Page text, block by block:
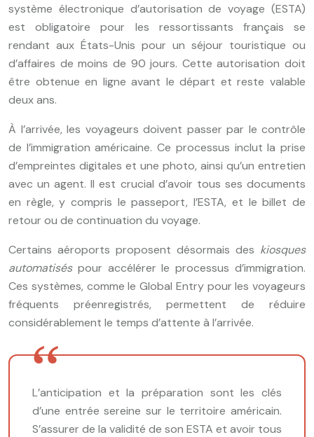
système électronique d’autorisation de voyage (ESTA)
est obligatoire pour les ressortissants français se
rendant aux États-Unis pour un séjour touristique ou
d’affaires de moins de 90 jours. Cette autorisation doit
être obtenue en ligne avant le départ et reste valable
deux ans.
À l’arrivée, les voyageurs doivent passer par le contrôle
de l’immigration américaine. Ce processus inclut la prise
d’empreintes digitales et une photo, ainsi qu’un entretien
avec un agent. Il est crucial d’avoir tous ses documents
en règle, y compris le passeport, l’ESTA, et le billet de
retour ou de continuation du voyage.
Certains aéroports proposent désormais des kiosques
automatisés pour accélérer le processus d’immigration.
Ces systèmes, comme le Global Entry pour les voyageurs
fréquents préenregistrés, permettent de réduire
considérablement le temps d’attente à l’arrivée.
L’anticipation et la préparation sont les clés
d’une entrée sereine sur le territoire américain.
S’assurer de la validité de son ESTA et avoir tous